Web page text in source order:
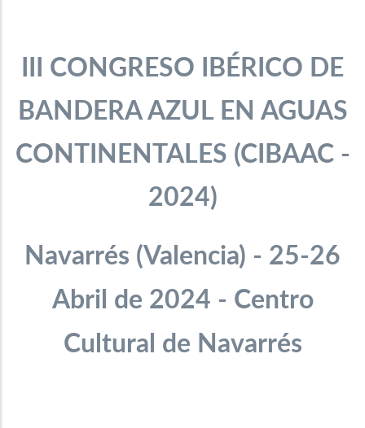
III CONGRESO IBÉRICO DE
BANDERA AZUL EN AGUAS
CONTINENTALES (CIBAAC -
2024)
Navarrés (Valencia) - 25-26
Abril de 2024 - Centro
Cultural de Navarrés